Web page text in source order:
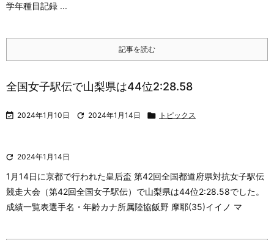
学年種目記録 ...
記事を読む
全国女子駅伝で山梨県は44位2:28.58
 2024年1月10日  2024年1月14日  トピックス
 2024年1月14日
1月14日に京都で行われた皇后盃 第42回全国都道府県対抗女子駅伝
競走大会（第42回全国女子駅伝）で山梨県は44位2:28.58でした。
成績一覧表選手名・年齢カナ所属陸協飯野 摩耶(35)イイノ マ